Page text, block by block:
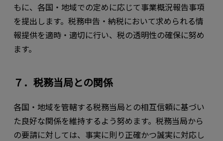
もに、各国・地域での定めに応じて事業概況報告事項
を提出します。税務申告・納税において求められる情
報提供を適時・適切に行い、税の透明性の確保に努め
ます。
７．税務当局との関係
各国・地域を管轄する税務当局との相互信頼に基づい
た良好な関係を維持するよう努めます。税務当局から
の要請に対しては、事実に則り正確かつ誠実に対応し